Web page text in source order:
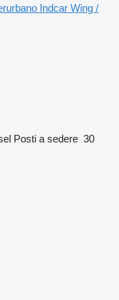
Indcar Wing /
Posti a sedere 30